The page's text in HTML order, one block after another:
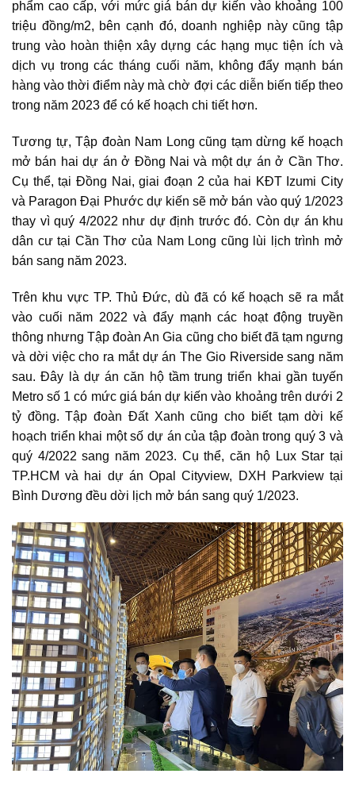
phẩm cao cấp, với mức giá bán dự kiến vào khoảng 100
triệu đồng/m2, bên cạnh đó, doanh nghiệp này cũng tập
trung vào hoàn thiện xây dựng các hạng mục tiện ích và
dịch vụ trong các tháng cuối năm, không đẩy mạnh bán
hàng vào thời điểm này mà chờ đợi các diễn biến tiếp theo
trong năm 2023 để có kế hoạch chi tiết hơn.
Tương tự, Tập đoàn Nam Long cũng tạm dừng kế hoạch
mở bán hai dự án ở Đồng Nai và một dự án ở Cần Thơ.
Cụ thể, tại Đồng Nai, giai đoạn 2 của hai KĐT Izumi City
và Paragon Đại Phước dự kiến sẽ mở bán vào quý 1/2023
thay vì quý 4/2022 như dự định trước đó. Còn dự án khu
dân cư tại Cần Thơ của Nam Long cũng lùi lịch trình mở
bán sang năm 2023.
Trên khu vực TP. Thủ Đức, dù đã có kế hoạch sẽ ra mắt
vào cuối năm 2022 và đẩy mạnh các hoạt động truyền
thông nhưng Tập đoàn An Gia cũng cho biết đã tạm ngưng
và dời việc cho ra mắt dự án The Gio Riverside sang năm
sau. Đây là dự án căn hộ tầm trung triển khai gần tuyến
Metro số 1 có mức giá bán dự kiến vào khoảng trên dưới 2
tỷ đồng. Tập đoàn Đất Xanh cũng cho biết tạm dời kế
hoạch triển khai một số dự án của tập đoàn trong quý 3 và
quý 4/2022 sang năm 2023. Cụ thể, căn hộ Lux Star tại
TP.HCM và hai dự án Opal Cityview, DXH Parkview tại
Bình Dương đều dời lịch mở bán sang quý 1/2023.